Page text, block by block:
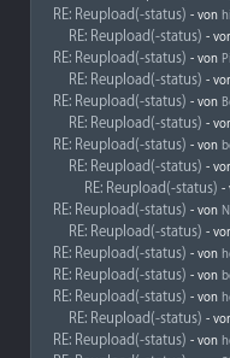
RE: Reupload(-status) - von
RE: Reupload(-status) -
RE: Reupload(-status) - von
RE: Reupload(-status) -
RE: Reupload(-status) - von
RE: Reupload(-status) -
RE: Reupload(-status) - von
RE: Reupload(-status) -
RE: Reupload(-status) -
RE: Reupload(-status) - von
RE: Reupload(-status) -
RE: Reupload(-status) - von
RE: Reupload(-status) - von
RE: Reupload(-status) - von
RE: Reupload(-status) -
RE: Reupload(-status) - von